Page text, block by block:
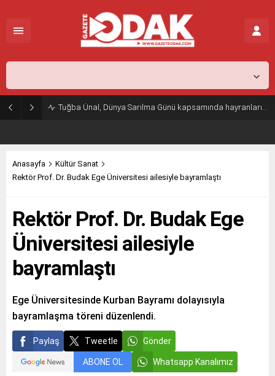
Tuğba Ünal, Dünya Sarılma Günü kapsamında hayranlarıyla buluştu
Anasayfa
Kültür Sanat
Rektör Prof. Dr. Budak Ege Üniversitesi ailesiyle bayramlaştı
Rektör Prof. Dr. Budak Ege
Üniversitesi ailesiyle
bayramlaştı
Ege Üniversitesinde Kurban Bayramı dolayısıyla
bayramlaşma töreni düzenlendi.
Paylaş Tweetle Gönder
ABONE OL Whatsapp Kanalımız